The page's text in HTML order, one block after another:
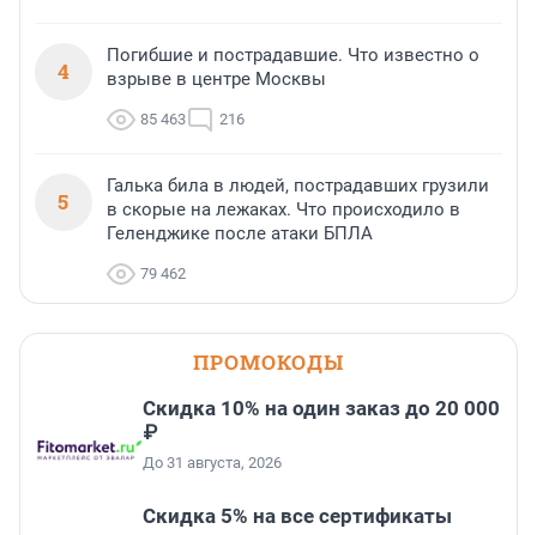
4
Погибшие и пострадавшие. Что известно о
взрыве в центре Москвы
85 463 216
5
Галька била в людей, пострадавших грузили
в скорые на лежаках. Что происходило в
Геленджике после атаки БПЛА
79 462
ПРОМОКОДЫ
Скидка 10% на один заказ до 20 000
₽
До 31 августа, 2026
Скидка 5% на все сертификаты